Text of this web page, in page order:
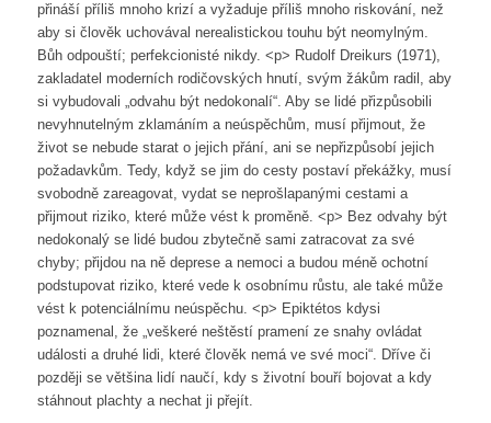
přináší příliš mnoho krizí a vyžaduje příliš mnoho riskování, než
aby si člověk uchovával nerealistickou touhu být neomylným.
Bůh odpouští; perfekcionisté nikdy. <p> Rudolf Dreikurs (1971),
zakladatel moderních rodičovských hnutí, svým žákům radil, aby
si vybudovali „odvahu být nedokonalí“. Aby se lidé přizpůsobili
nevyhnutelným zklamáním a neúspěchům, musí přijmout, že
život se nebude starat o jejich přání, ani se nepřizpůsobí jejich
požadavkům. Tedy, když se jim do cesty postaví překážky, musí
svobodně zareagovat, vydat se neprošlapanými cestami a
přijmout riziko, které může vést k proměně. <p> Bez odvahy být
nedokonalý se lidé budou zbytečně sami zatracovat za své
chyby; přijdou na ně deprese a nemoci a budou méně ochotní
podstupovat riziko, které vede k osobnímu růstu, ale také může
vést k potenciálnímu neúspěchu. <p> Epiktétos kdysi
poznamenal, že „veškeré neštěstí pramení ze snahy ovládat
události a druhé lidi, které člověk nemá ve své moci“. Dříve či
později se většina lidí naučí, kdy s životní bouří bojovat a kdy
stáhnout plachty a nechat ji přejít.